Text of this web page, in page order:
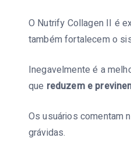
O Nutrify Collagen II é
também fortalecem o
Inegavelmente é a
que reduzem e
Os usuários comentam
grávidas.